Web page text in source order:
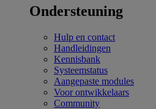
Ondersteuning
Hulp en contact
Handleidingen
Kennisbank
Systeemstatus
Aangepaste modules
Voor ontwikkelaars
Community